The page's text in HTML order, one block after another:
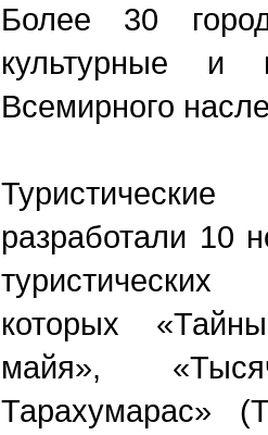
Более 30
культурные и
Всемирного
разработали 10
которых
майя»,
Тарахумарас»